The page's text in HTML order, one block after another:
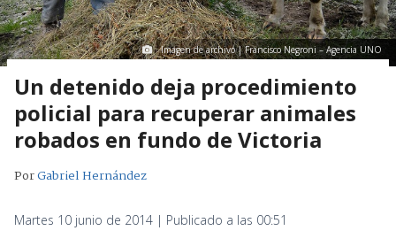
Imagen de archivo | Francisco Negroni – Agencia UNO
Un detenido deja procedimiento
policial para recuperar animales
robados en fundo de Victoria
PorGabriel Hernández
Martes 10 junio de 2014 | Publicado a las 00:51